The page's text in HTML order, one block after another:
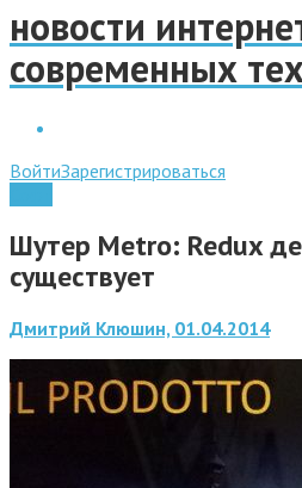
новости
современных
ВойтиЗарегистрироваться
Шутер Metro: Redux
существует
Дмитрий Клюшин, 01.04.2014